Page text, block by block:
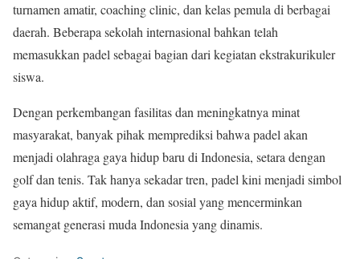
turnamen amatir, coaching clinic, dan kelas pemula di berbagai
daerah. Beberapa sekolah internasional bahkan telah
memasukkan padel sebagai bagian dari kegiatan ekstrakurikuler
siswa.
Dengan perkembangan fasilitas dan meningkatnya minat
masyarakat, banyak pihak memprediksi bahwa padel akan
menjadi olahraga gaya hidup baru di Indonesia, setara dengan
golf dan tenis. Tak hanya sekadar tren, padel kini menjadi simbol
gaya hidup aktif, modern, dan sosial yang mencerminkan
semangat generasi muda Indonesia yang dinamis.